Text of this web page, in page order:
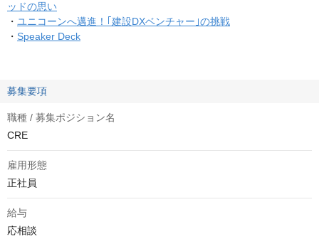
ッドの思い
・ ユニコーンへ邁進！｢建設DXベンチャー｣の挑戦
・ Speaker Deck
募集要項
職種 / 募集ポジション名
CRE
雇用形態
正社員
給与
応相談